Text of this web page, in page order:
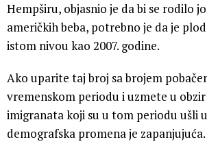
Hempširu, objasnio je da bi se rodilo
američkih beba, potrebno je da je
istom nivou kao 2007. godine.
Ako uparite taj broj sa brojem
vremenskom periodu i uzmete u
imigranata koji su u tom periodu ušli
demografska promena je zapanjujuća.